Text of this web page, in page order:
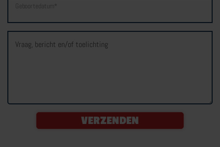
Geboortedatum*
Vraag, bericht en/of toelichting
VERZENDEN
TRY THE BIKE
VOERTUIGBEHEERSING